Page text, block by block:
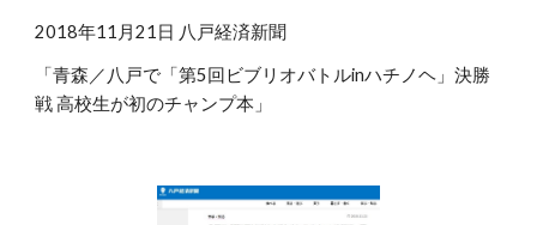
2018年11月21日 八戸経済新聞
「青森／八戸で「第5回ビブリオバトルinハチノヘ」決勝
戦 高校生が初のチャンプ本」